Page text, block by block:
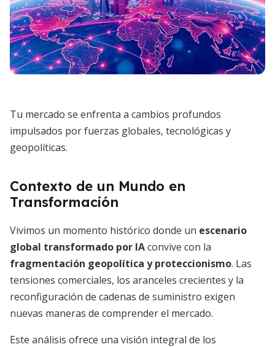
Tu mercado se enfrenta a cambios profundos
impulsados por fuerzas globales, tecnológicas y
geopolíticas.
Contexto de un Mundo en
Transformación
Vivimos un momento histórico donde un escenario
global transformado por IAconvive con la
fragmentación geopolítica y proteccionismo. Las
tensiones comerciales, los aranceles crecientes y la
reconfiguración de cadenas de suministro exigen
nuevas maneras de comprender el mercado.
Este análisis ofrece una visión integral de los